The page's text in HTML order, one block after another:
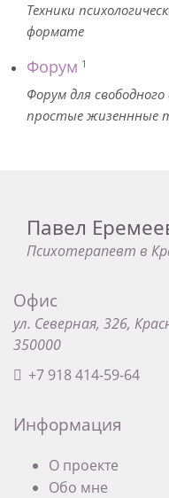
Техники
формате
Форум 1
Форум для
простые жизеннные
Павел
Психотерапевт в
Офис
ул. Северная, 326,
350000
+7 918 414-59-64
Информация
О проекте
Обо мне